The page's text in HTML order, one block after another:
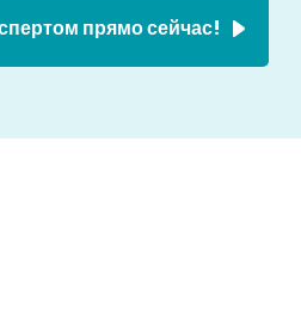
прямо сейчас!